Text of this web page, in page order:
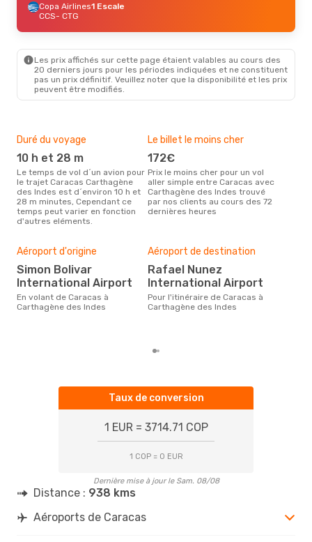
Copa Airlines1 Escale
CCS- CTG
CTG- CCS
Mer. 19 Août- Sam. 22 Août
Copa Airlines1 Escale
Copa Airlines1 Escale
CCS- CTG
Les prix affichés sur cette page étaient valables au cours des
20 derniers jours pour les périodes indiquées et ne constituent
pas un prix définitif. Veuillez noter que la disponibilité et les prix
peuvent être modifiés.
Duré du voyage
10 h et 28 m
Le temps de vol d´un avion pour
le trajet Caracas Carthagène
des Indes est d´environ 10 h et
28 m minutes, Cependant ce
temps peut varier en fonction
d'autres eléments.
Le billet le moins cher
172€
Prix le moins cher pour un vol
aller simple entre Caracas avec
Carthagène des Indes trouvé
par nos clients au cours des 72
dernières heures
Aéroport d'origine
Simon Bolivar
International Airport
En volant de Caracas à
Carthagène des Indes
Aéroport de destination
Rafael Nunez
International Airport
Pour l'itinéraire de Caracas à
Carthagène des Indes
Taux de conversion
1 EUR = 3714.71 COP
1 COP = 0 EUR
Dernière mise à jour le Sam. 08/08
Distance : 938 kms
Aéroports de Caracas